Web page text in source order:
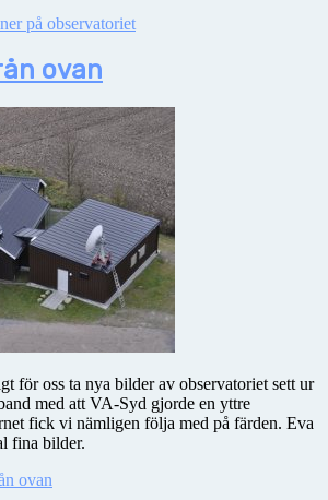
på observatoriet
ovan
för oss ta nya bilder av observatoriet sett ur
med att VA-Syd gjorde en yttre
fick vi nämligen följa med på färden. Eva
fina bilder.
ovan